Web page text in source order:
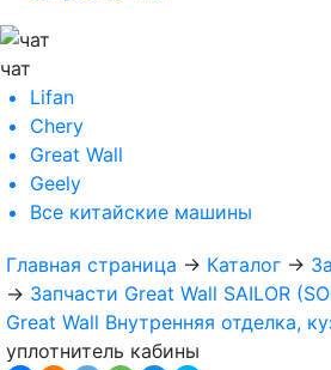
чат
Lifan
Chery
Great Wall
Geely
Все китайские машины
Главная страница → Каталог →
→ Запчасти Great Wall SAILOR
Great Wall Внутренняя отделка,
уплотнитель кабины